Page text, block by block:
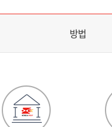
방법